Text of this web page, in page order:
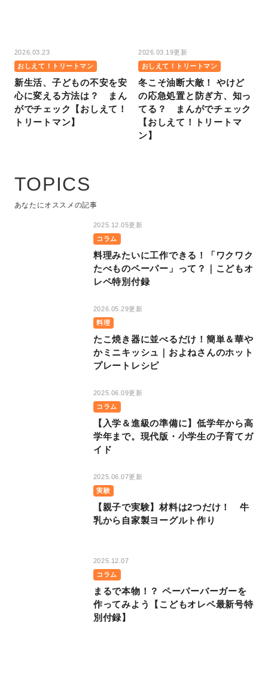
2026.03.23
おしえて！トリートマン
新生活、子どもの不安を安
心に変える方法は？ まん
がでチェック【おしえて！
トリートマン】
2026.03.19更新
おしえて！トリートマン
冬こそ油断大敵！ やけど
の応急処置と防ぎ方、知っ
てる？ まんがでチェック
【おしえて！トリートマ
ン】
TOPICS
あなたにオススメの記事
2025.12.05更新
コラム
料理みたいに工作できる！「ワクワク
たべものペーパー」って？｜こどもオ
レペ特別付録
2026.05.29更新
料理
たこ焼き器に並べるだけ！簡単＆華や
かミニキッシュ｜およねさんのホット
プレートレシピ
2025.06.09更新
コラム
【入学＆進級の準備に】低学年から高
学年まで。現代版・小学生の子育てガ
イド
2025.06.07更新
実験
【親子で実験】材料は2つだけ！ 牛
乳から自家製ヨーグルト作り
2025.12.07
コラム
まるで本物！？ ペーパーバーガーを
作ってみよう【こどもオレペ最新号特
別付録】